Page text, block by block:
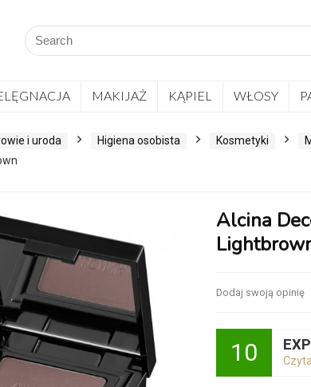
MAKIJAŻ KĄPIEL WŁOSY
i uroda Higiena osobista Kosmetyki
Alcina
Dodaj swoją opinię
10